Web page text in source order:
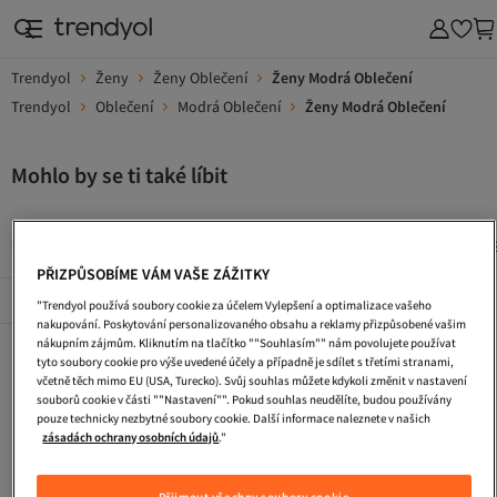
Trendyol Ženy Ženy Oblečení
Ženy Modrá Oblečení
Trendyol
Oblečení Modrá Oblečení Ženy Modrá Oblečení
Mohlo by se ti také líbit
Pletene
Popularni Značky Zobrazit vše
Dlouhe Vecerni Saty Kabelka
Saty S Flitry
Pletene Saty
Tasky Pres Rameno
Plazova Taska
Turisticke Boty
Zimni Boty
Koktejlove Saty
PŘIZPŮSOBÍME VÁM VAŠE ZÁŽITKY
"Trendyol používá soubory cookie za účelem Vylepšení a optimalizace vašeho
nakupování. Poskytování personalizovaného obsahu a reklamy přizpůsobené vašim
nákupním zájmům. Kliknutím na tlačítko ""Souhlasím"" nám povolujete používat
tyto soubory cookie pro výše uvedené účely a případně je sdílet s třetími stranami,
včetně těch mimo EU (USA, Turecko). Svůj souhlas můžete kdykoli změnit v nastavení
souborů cookie v části ""Nastavení"". Pokud souhlas neudělíte, budou používány
pouze technicky nezbytné soubory cookie. Další informace naleznete v našich
zásadách ochrany osobních údajů."